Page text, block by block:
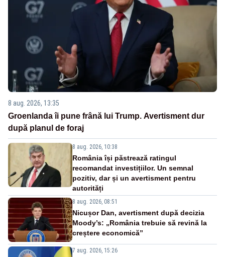
8 aug. 2026, 13:35
Groenlanda îi pune frână lui Trump. Avertisment dur
după planul de foraj
8 aug. 2026, 10:38
România își păstrează ratingul
recomandat investițiilor. Un semnal
pozitiv, dar și un avertisment pentru
autorități
8 aug. 2026, 08:51
Nicușor Dan, avertisment după decizia
Moody’s: „România trebuie să revină la
creștere economică”
7 aug. 2026, 15:26